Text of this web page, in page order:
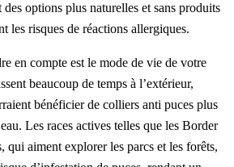
options plus naturelles et sans produits
les risques de réactions allergiques.
en compte est le mode de vie de votre
beaucoup de temps à l’extérieur,
bénéficier de colliers anti puces plus
Les races actives telles que les Border
qui aiment explorer les parcs et les forêts,